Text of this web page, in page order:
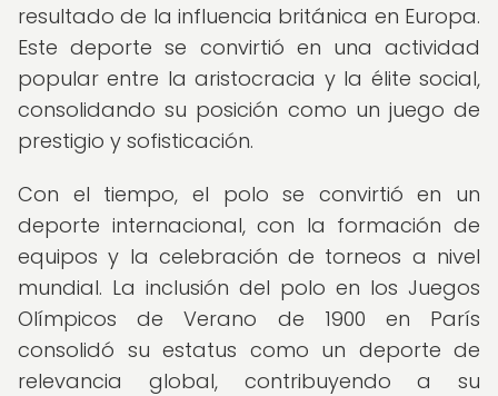
resultado de la influencia británica en Europa.
Este deporte se convirtió en una actividad
popular entre la aristocracia y la élite social,
consolidando su posición como un juego de
prestigio y sofisticación.
Con el tiempo, el polo se convirtió en un
deporte internacional, con la formación de
equipos y la celebración de torneos a nivel
mundial. La inclusión del polo en los Juegos
Olímpicos de Verano de 1900 en París
consolidó su estatus como un deporte de
relevancia global, contribuyendo a su